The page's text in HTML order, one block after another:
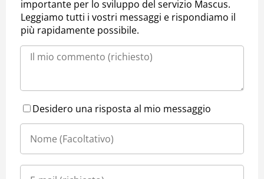
importante per lo sviluppo del servizio Mascus.
Leggiamo tutti i vostri messaggi e rispondiamo il
più rapidamente possibile.
Desidero una risposta al mio messaggio